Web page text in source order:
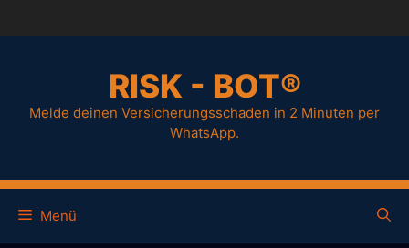
RISK - BOT®
Melde deinen Versicherungsschaden in 2 Minuten per
WhatsApp.
Menü